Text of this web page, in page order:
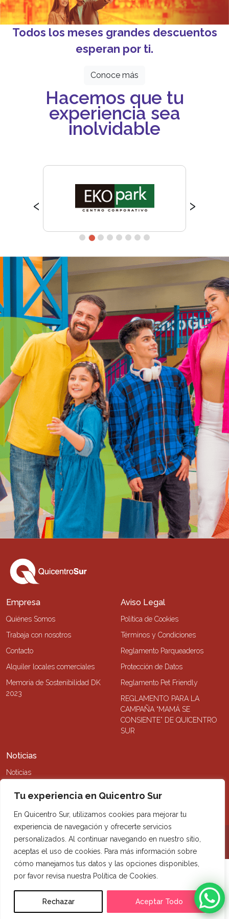
Tu experiencia en Quicentro Sur
En Quicentro Sur, utilizamos cookies para mejorar tu
experiencia de navegación y ofrecerte servicios
personalizados. Al continuar navegando en nuestro sitio,
aceptas el uso de cookies. Para más información sobre
cómo manejamos tus datos y las opciones disponibles,
por favor revisa nuestra Política de Cookies.
Rechazar Aceptar Todo
Todos los meses grandes descuentos
esperan por ti.
Conoce más
Hacemos que tu
experiencia sea
inolvidable
‹ ›
Empresa
Quiénes Somos
Trabaja con nosotros
Contacto
Alquiler locales comerciales
Memoria de Sostenibilidad DK
2023
Aviso Legal
Política de Cookies
Términos y Condiciones
Reglamento Parqueaderos
Protección de Datos
Reglamento Pet Friendly
REGLAMENTO PARA LA
CAMPAÑA “MAMÁ SE
CONSIENTE” DE QUICENTRO
SUR
Noticias
Noticias
©2026 Quicentro Sur. Todos los derechos reservados